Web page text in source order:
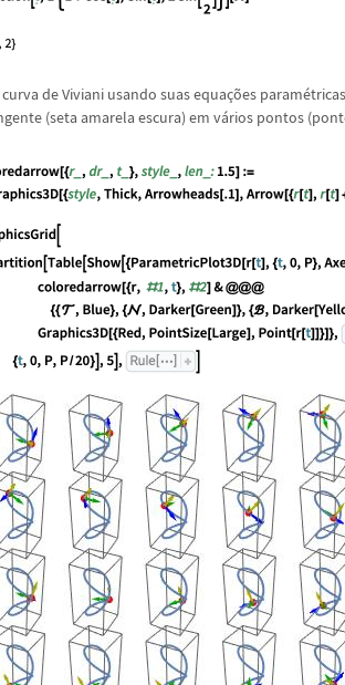
de Viviani usando suas equações paramé
(seta amarela escura) em vários pontos